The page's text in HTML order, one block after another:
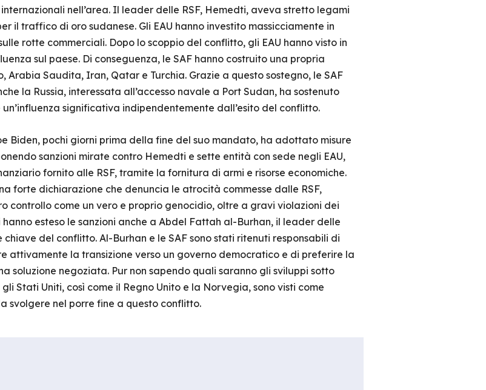
nell’area. Il leader delle RSF, Hemedti, aveva stretto legami
il traffico di oro sudanese. Gli EAU hanno investito massicciamente in
rotte commerciali. Dopo lo scoppio del conflitto, gli EAU hanno visto in
sul paese. Di conseguenza, le SAF hanno costruito una propria
Arabia Saudita, Iran, Qatar e Turchia. Grazie a questo sostegno, le SAF
la Russia, interessata all’accesso navale a Port Sudan, ha sostenuto
significativa indipendentemente dall’esito del conflitto.
Biden, pochi giorni prima della fine del suo mandato, ha adottato misure
sanzioni mirate contro Hemedti e sette entità con sede negli EAU,
fornito alle RSF, tramite la fornitura di armi e risorse economiche.
forte dichiarazione che denuncia le atrocità commesse dalle RSF,
controllo come un vero e proprio genocidio, oltre a gravi violazioni dei
esteso le sanzioni anche a Abdel Fattah al-Burhan, il leader delle
chiave del conflitto. Al-Burhan e le SAF sono stati ritenuti responsabili di
attivamente la transizione verso un governo democratico e di preferire la
soluzione negoziata. Pur non sapendo quali saranno gli sviluppi sotto
Stati Uniti, così come il Regno Unito e la Norvegia, sono visti come
svolgere nel porre fine a questo conflitto.